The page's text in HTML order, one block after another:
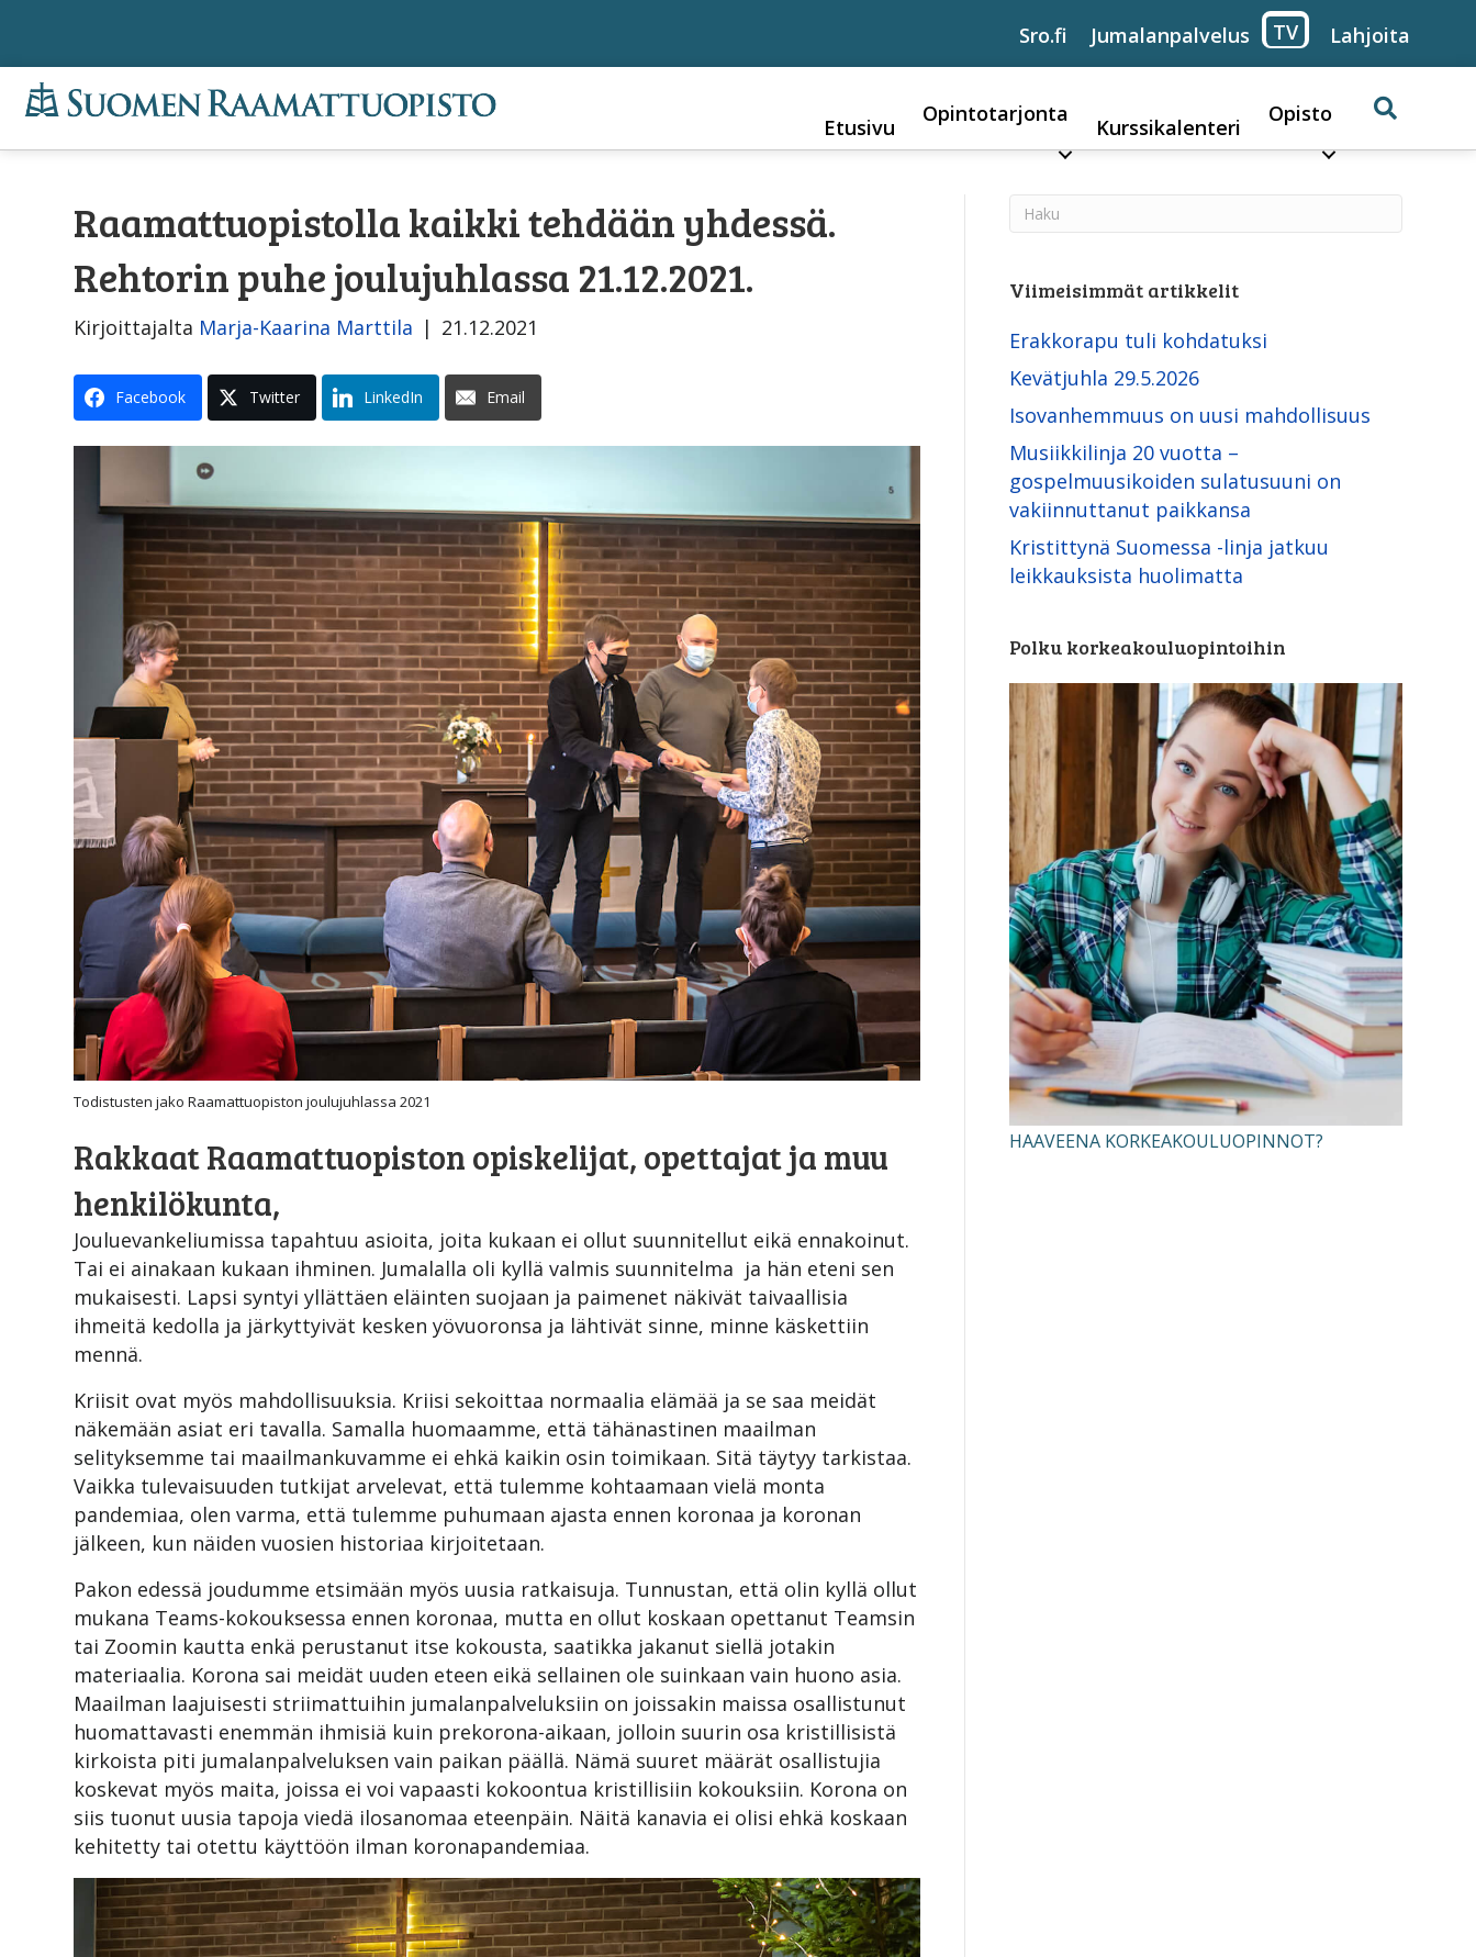
Sro.fi Jumalanpalvelus TV Lahjoita
Etusivu
Opintotarjonta
Kurssikalenteri
Opisto
Raamattuopistolla kaikki tehdään yhdessä.
Rehtorin puhe joulujuhlassa 21.12.2021.
Kirjoittajalta Marja-Kaarina Marttila | 21.12.2021
Facebook Twitter LinkedIn Email
Todistusten jako Raamattuopiston joulujuhlassa 2021
Rakkaat Raamattuopiston opiskelijat, opettajat ja muu
henkilökunta,
Jouluevankeliumissa tapahtuu asioita, joita kukaan ei ollut suunnitellut eikä ennakoinut.
Tai ei ainakaan kukaan ihminen. Jumalalla oli kyllä valmis suunnitelma ja hän eteni sen
mukaisesti. Lapsi syntyi yllättäen eläinten suojaan ja paimenet näkivät taivaallisia
ihmeitä kedolla ja järkyttyivät kesken yövuoronsa ja lähtivät sinne, minne käskettiin
mennä.
Kriisit ovat myös mahdollisuuksia. Kriisi sekoittaa normaalia elämää ja se saa meidät
näkemään asiat eri tavalla. Samalla huomaamme, että tähänastinen maailman
selityksemme tai maailmankuvamme ei ehkä kaikin osin toimikaan. Sitä täytyy tarkistaa.
Vaikka tulevaisuuden tutkijat arvelevat, että tulemme kohtaamaan vielä monta
pandemiaa, olen varma, että tulemme puhumaan ajasta ennen koronaa ja koronan
jälkeen, kun näiden vuosien historiaa kirjoitetaan.
Pakon edessä joudumme etsimään myös uusia ratkaisuja. Tunnustan, että olin kyllä ollut
mukana Teams-kokouksessa ennen koronaa, mutta en ollut koskaan opettanut Teamsin
tai Zoomin kautta enkä perustanut itse kokousta, saatikka jakanut siellä jotakin
materiaalia. Korona sai meidät uuden eteen eikä sellainen ole suinkaan vain huono asia.
Maailman laajuisesti striimattuihin jumalanpalveluksiin on joissakin maissa osallistunut
huomattavasti enemmän ihmisiä kuin prekorona-aikaan, jolloin suurin osa kristillisistä
kirkoista piti jumalanpalveluksen vain paikan päällä. Nämä suuret määrät osallistujia
koskevat myös maita, joissa ei voi vapaasti kokoontua kristillisiin kokouksiin. Korona on
siis tuonut uusia tapoja viedä ilosanomaa eteenpäin. Näitä kanavia ei olisi ehkä koskaan
kehitetty tai otettu käyttöön ilman koronapandemiaa.
Viimeisimmät artikkelit
Erakkorapu tuli kohdatuksi
Kevätjuhla 29.5.2026
Isovanhemmuus on uusi mahdollisuus
Musiikkilinja 20 vuotta –
gospelmuusikoiden sulatusuuni on
vakiinnuttanut paikkansa
Kristittynä Suomessa -linja ­jatkuu
leikkauksista huolimatta
Polku korkeakouluopintoihin
HAAVEENA KORKEAKOULUOPINNOT?